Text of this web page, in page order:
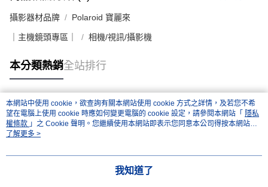
攝影器材品牌 Polaroid 寶麗來
｜主機鏡頭專區｜ 相機/視訊/攝影機
本分類熱銷全站排行
熱門標籤
本網站中使用 cookie，欲查詢有關本網站使用 cookie 方式之詳情，及若您不希
望在電腦上使用 cookie 時應如何變更電腦的 cookie 設定，請參閱本網站「 隱私
權條款 」之 Cookie 聲明。您繼續使用本網站即表示您同意本公司得按本網站使
用條款之 Cookie 聲明使用 cookie。
了解更多 >
我知道了